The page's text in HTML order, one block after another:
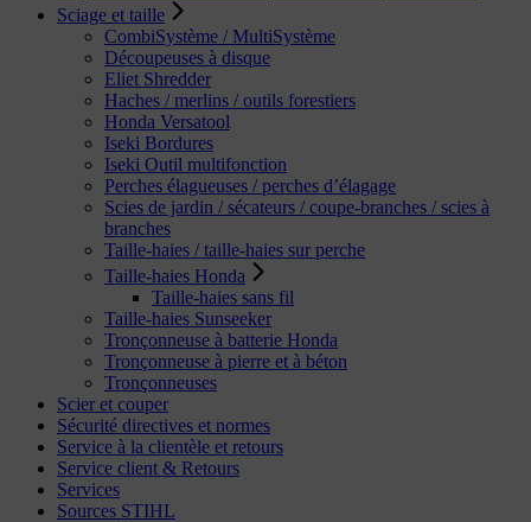
Sciage et taille
CombiSystème / MultiSystème
Découpeuses à disque
Eliet Shredder
Haches / merlins / outils forestiers
Honda Versatool
Iseki Bordures
Iseki Outil multifonction
Perches élagueuses / perches d’élagage
Scies de jardin / sécateurs / coupe-branches / scies à
branches
Taille-haies / taille-haies sur perche
Taille-haies Honda
Taille-haies sans fil
Taille-haies Sunseeker
Tronçonneuse à batterie Honda
Tronçonneuse à pierre et à béton
Tronçonneuses
Scier et couper
Sécurité directives et normes
Service à la clientèle et retours
Service client & Retours
Services
Sources STIHL